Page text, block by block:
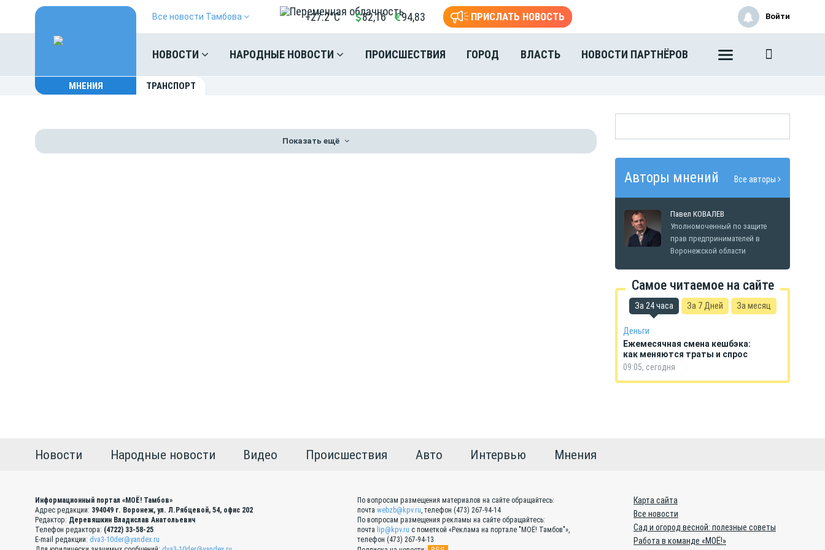
Все новости Тамбова +27.2°C 82,16 94,83 ПРИСЛАТЬ НОВОСТЬ
НОВОСТИ НАРОДНЫЕ НОВОСТИ ПРОИСШЕСТВИЯ ГОРОД ВЛАСТЬ НОВОСТИ ПАРТНЁРОВ
Войти
МНЕНИЯ ТРАНСПОРТ
Показать ещё
Авторы мнений Все авторы
Павел КОВАЛЕВ
Уполномоченный по защите
прав предпринимателей в
Воронежской области
Самое читаемое на сайте
За 24 часа За 7 Дней За месяц
Деньги
Ежемесячная смена кешбэка:
как меняются траты и спрос
09:05, сегодня
Новости Народные новости Видео Происшествия Авто Интервью Мнения
Информационный портал «МОЁ! Тамбов»
Адрес редакции: 394049 г. Воронеж, ул. Л.Рябцевой, 54, офис 202
Редактор: Деревяшкин Владислав Анатольевич
Телефон редактора: (4722) 33-58-25
E-mail редакции: dva3-10der@yandex.ru
По вопросам размещения материалов на сайте обращайтесь:
почта webzb@kpv.ru, телефон (473) 267-94-14
По вопросам размещения рекламы на сайте обращайтесь:
почта lip@kpv.ru с пометкой «Реклама на портале "МОЁ! Тамбов"»,
телефон (473) 267-94-13
Карта сайта
Все новости
Сад и огород весной: полезные советы
Работа в команде «МОЁ!»